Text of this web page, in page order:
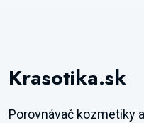
Krasotika.sk
Porovnávač kozmetiky